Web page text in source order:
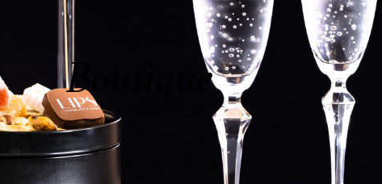
Boutique